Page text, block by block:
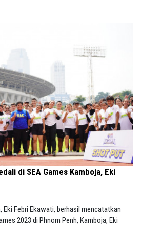
di SEA Games Kamboja, Eki
Febri Ekawati, berhasil mencatatkan
2023 di Phnom Penh, Kamboja, Eki